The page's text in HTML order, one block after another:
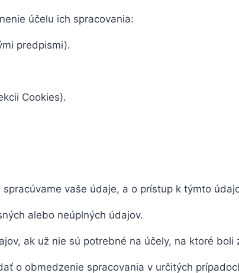
účelu ich spracovania:
predpismi).
Cookies).
vaše údaje, a o prístup k týmto
alebo neúplných údajov.
ak už nie sú potrebné na účely, na ktoré boli
o obmedzenie spracovania v určitých